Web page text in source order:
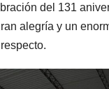
del 131
alegría y un